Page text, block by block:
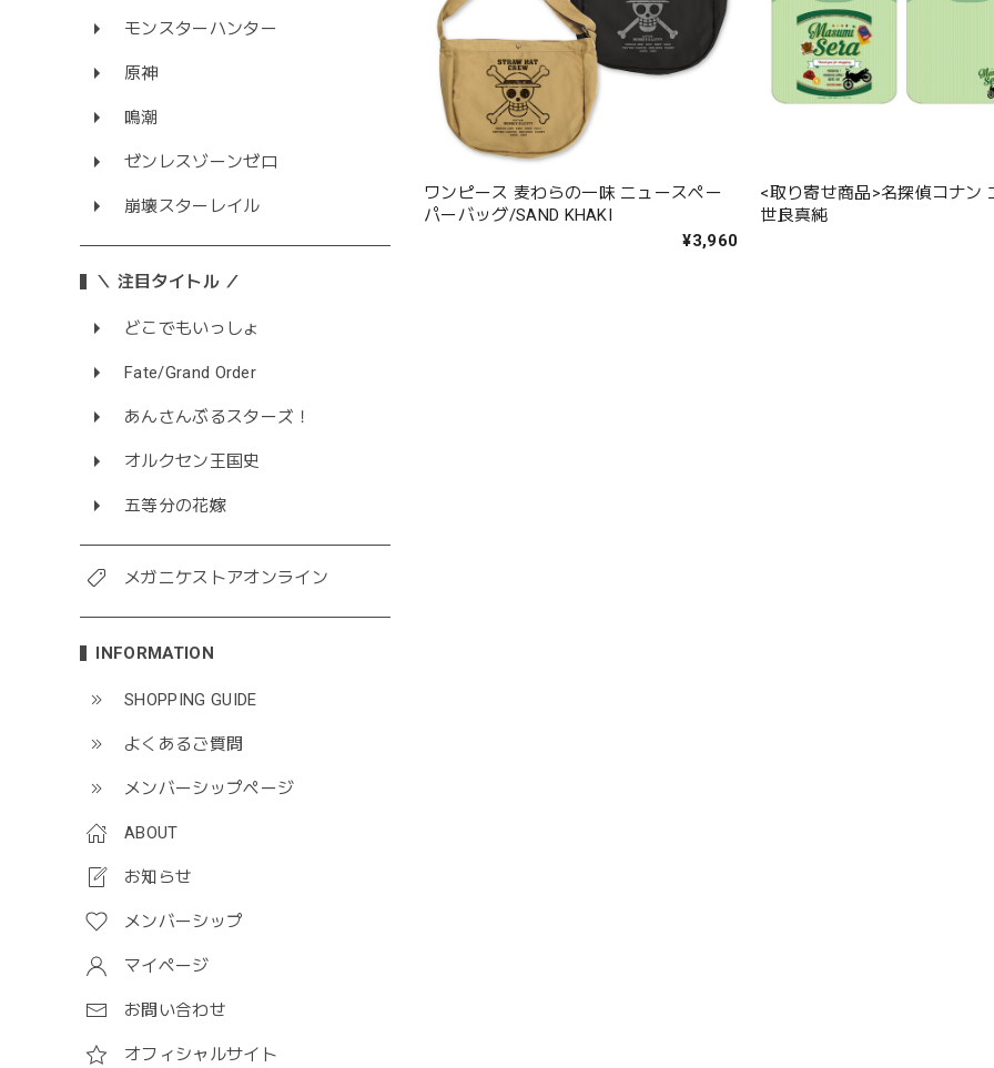
モンスターハンター
原神
鳴潮
ゼンレスゾーンゼロ
崩壊スターレイル
＼ 注目タイトル ／
どこでもいっしょ
Fate/Grand Order
あんさんぶるスターズ！
オルクセン王国史
五等分の花嫁
メガニケストアオンライン
INFORMATION
SHOPPING GUIDE
よくあるご質問
メンバーシップページ
ABOUT
お知らせ
メンバーシップ
マイページ
お問い合わせ
オフィシャルサイト
ワンピース 麦わらの一味 ニュースペー
パーバッグ/SAND KHAKI
¥3,960
<取り寄せ商品>名探偵コナン
世良真純